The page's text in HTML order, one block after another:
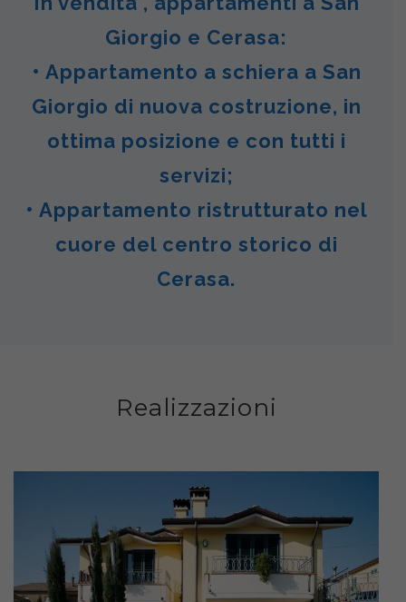
Giorgio e Cerasa:
• Appartamento a schiera a San
Giorgio di nuova costruzione, in
ottima posizione e con tutti i
servizi;
• Appartamento ristrutturato nel
cuore del centro storico di
Cerasa.
Realizzazioni